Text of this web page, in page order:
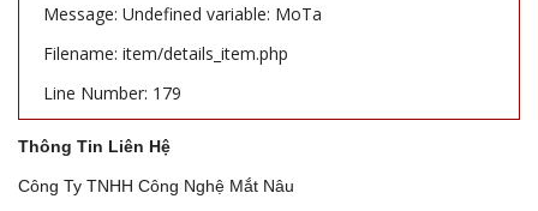
Message: Undefined variable: MoTa
Filename: item/details_item.php
Line Number: 179
Thông Tin Liên Hệ
Công Ty TNHH Công Nghệ Mắt Nâu